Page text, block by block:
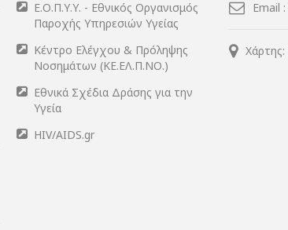
Ε.Ο.Π.Υ.Υ. - Εθνικός Οργανισμός
Παροχής Υπηρεσιών Υγείας
Κέντρο Ελέγχου & Πρόληψης
Νοσημάτων (ΚΕ.ΕΛ.Π.ΝΟ.)
Εθνικά Σχέδια Δράσης για την
Υγεία
HIV/AIDS.gr
Email :
Χάρτης: